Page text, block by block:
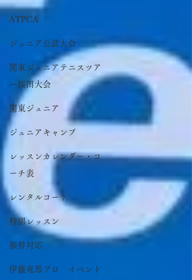
ATPCA
ジュニア公認大会
関東ジュニアテニスツア
ー桜田大会
関東ジュニア
ジュニアキャンプ
レッスンカレンダー・コ
ーチ表
レンタルコート
特別レッスン
振替対応
伊藤竜馬プロ イベント